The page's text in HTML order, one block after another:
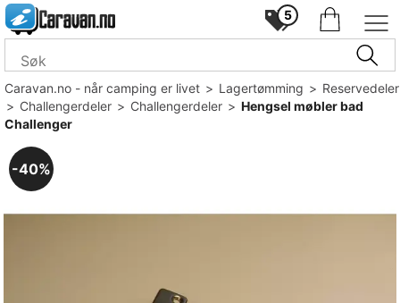
5
Caravan.no - når camping er livet>Lagertømming>Reservedeler
>Challengerdeler>Challengerdeler>Hengsel møbler bad
Challenger
40%